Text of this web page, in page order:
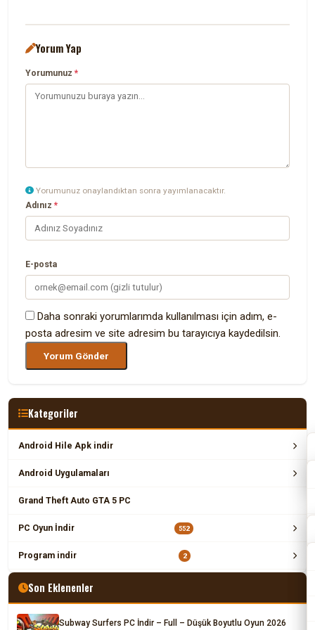
Yorum Yap
Yorumunuz*
Yorumunuz onaylandıktan sonra yayımlanacaktır.
Adınız*
E-posta
Daha sonraki yorumlarımda kullanılması için adım, e-
posta adresim ve site adresim bu tarayıcıya kaydedilsin.
Kategoriler
Android Hile Apk indir
Android Uygulamaları
Grand Theft Auto GTA 5 PC
PC Oyun İndir 552
Program indir 2
Son Eklenenler
Subway Surfers PC İndir – Full – Düşük Boyutlu Oyun 2026